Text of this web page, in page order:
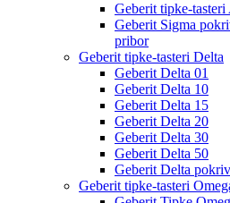
Geberit tipke-
Geberit Sigma
pribor
Geberit tipke-tasteri Delta
Geberit Delta 01
Geberit Delta 10
Geberit Delta 15
Geberit Delta 20
Geberit Delta 30
Geberit Delta 50
Geberit Delta
Geberit tipke-tasteri